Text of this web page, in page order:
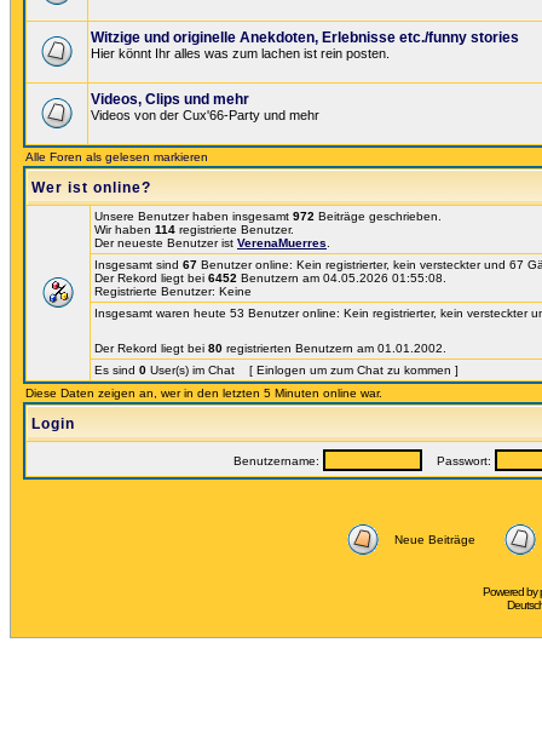
Witzige und originelle Anekdoten, Erlebnisse etc./funny stories
Hier könnt Ihr alles was zum lachen ist rein posten.
Videos, Clips und mehr
Videos von der Cux'66-Party und mehr
Alle Foren als gelesen markieren
Wer ist online?
Unsere Benutzer haben insgesamt 972 Beiträge geschrieben.
Wir haben 114 registrierte Benutzer.
Der neueste Benutzer ist VerenaMuerres
Insgesamt sind 67 Benutzer online: Kein registrierter, kein versteckter und 67
Der Rekord liegt bei 6452 Benutzern am 04.05.2026 01:55:08.
Registrierte Benutzer: Keine
Insgesamt waren heute 53 Benutzer online: Kein registrierter, kein versteckter
Der Rekord liegt bei 80 registrierten Benutzern am 01.01.2002.
Es sind 0 User(s) im Chat [ Einlogen um zum Chat zu kommen ]
Diese Daten zeigen an, wer in den letzten 5 Minuten online war.
Login
Benutzername: Passwort:
Neue Beiträge
Powered by